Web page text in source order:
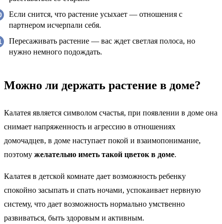
Если снится, что растение усыхает — отношения с
партнером исчерпали себя.
Пересаживать растение — вас ждет светлая полоса, но
нужно немного подождать.
Можно ли держать растение в доме?
Калатея является символом счастья, при появлении в доме она
снимает напряженность и агрессию в отношениях
домочадцев, в доме наступает покой и взаимопонимание,
поэтому желательно иметь такой цветок в доме.
Калатея в детской комнате дает возможность ребенку
спокойно засыпать и спать ночами, успокаивает нервную
систему, что дает возможность нормально умственно
развиваться, быть здоровым и активным.